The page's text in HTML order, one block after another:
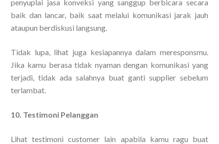
penyuplai jasa konveksi yang sanggup berbicara secara
baik dan lancar, baik saat melalui komunikasi jarak jauh
ataupun berdiskusi langsung.
Tidak lupa, lihat juga kesiapannya dalam meresponsmu.
Jika kamu berasa tidak nyaman dengan komunikasi yang
terjadi, tidak ada salahnya buat ganti supplier sebelum
terlambat.
10. Testimoni Pelanggan
Lihat testimoni customer lain apabila kamu ragu buat